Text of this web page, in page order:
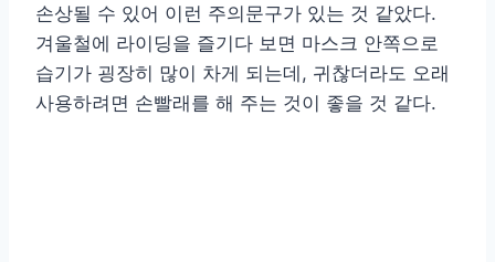
손상될 수 있어 이런 주의문구가 있는 것 같았다.
겨울철에 라이딩을 즐기다 보면 마스크 안쪽으로
습기가 굉장히 많이 차게 되는데, 귀찮더라도 오래
사용하려면 손빨래를 해 주는 것이 좋을 것 같다.